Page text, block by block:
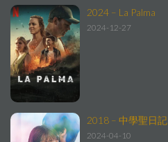
2024 – La Palma
2024-12-27
2018 – 中學聖日記
2024-04-10